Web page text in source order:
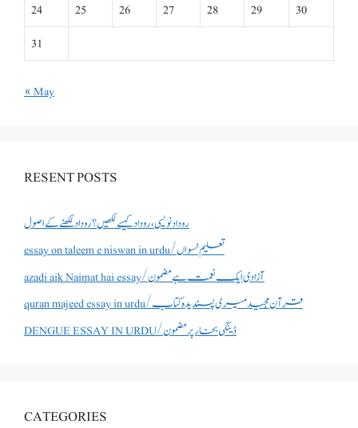
24
25 26 27 28 29
30
31
« May
RESENT POSTS
روداد نویسی ،روداد کیسے لکھیں؟ روداد لکھنے کے اصول
essay on taleem e niswan in urdu/تعلیم نسواں
azadi aik Naimat hai essay/آزادی ایک نعمت ہے مضمون
quran majeed essay in urdu/قرآن مجید میری پسندیدہ کتاب
DENGUE ESSAY IN URDU/ڈینگی بخار پر مضمون
CATEGORIES